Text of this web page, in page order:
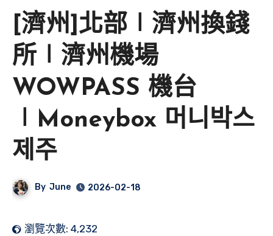
[濟州]北部∣濟州換錢
所∣濟州機場
WOWPASS 機台
∣Moneybox 머니박스
제주
By June 2026-02-18
瀏覽次數: 4,232